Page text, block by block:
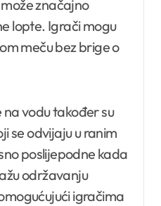
značajno
lopte. Igrači mogu
meču bez brige o
vodu također su
se odvijaju u ranim
poslijepodne kada
održavanju
igračima